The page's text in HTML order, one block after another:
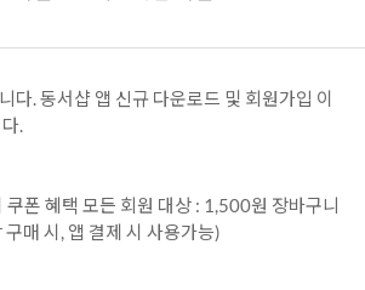
다. 동서샵 앱 신규 다운로드 및 회원가입 이
.
쿠폰 혜택 모든 회원 대상 : 1,500원 장바구니
매 시, 앱 결제 시 사용가능)